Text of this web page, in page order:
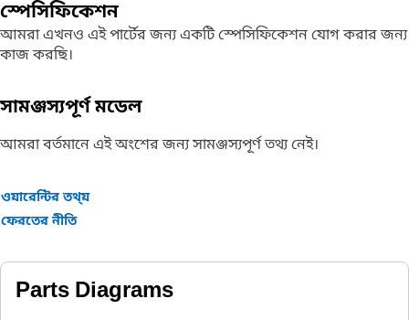
স্পেসিফিকেশন
আমরা এখনও এই পার্টের জন্য একটি স্পেসিফিকেশন যোগ করার জন্য
কাজ করছি।
সামঞ্জস্যপূর্ণ মডেল
আমরা বর্তমানে এই অংশের জন্য সামঞ্জস্যপূর্ণ তথ্য নেই।
ওয়ারেন্টির তথ্য়
ফেরতের নীতি
Parts Diagrams